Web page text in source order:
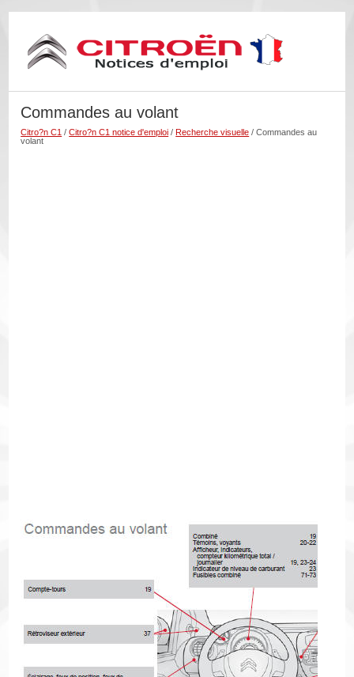
Commandes au volant
Citro?n C1 /Citro?n C1 notice d'emploi /Recherche visuelle / Commandes au
volant